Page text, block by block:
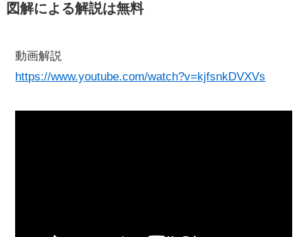
図解による解説は無料
動画解説
https://www.youtube.com/watch?v=kjfsnkDVXVs